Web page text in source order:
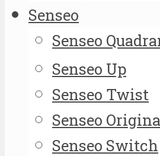
Senseo
Senseo
Senseo Up
Senseo Twist
Senseo
Senseo Switch